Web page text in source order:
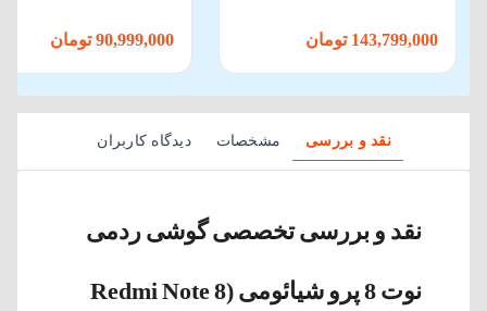
نقد و بررسی مشخصات دیدگاه کاربران
نقد و بررسی تخصصی گوشی ردمی
نوت 8 پرو شیائومی (Redmi Note 8